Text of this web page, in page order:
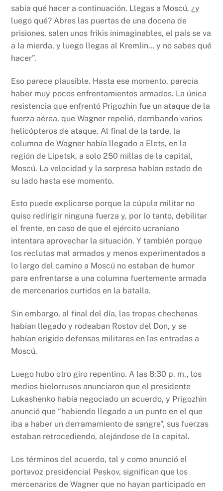
sabía qué hacer a continuación. Llegas a Moscú, ¿y
luego qué? Abres las puertas de una docena de
prisiones, salen unos frikis inimaginables, el país se va
a la mierda, y luego llegas al Kremlin… y no sabes qué
hacer”.
Eso parece plausible. Hasta ese momento, parecía
haber muy pocos enfrentamientos armados. La única
resistencia que enfrentó Prigozhin fue un ataque de la
fuerza aérea, que Wagner repelió, derribando varios
helicópteros de ataque. Al final de la tarde, la
columna de Wagner había llegado a Elets, en la
región de Lipetsk, a solo 250 millas de la capital,
Moscú. La velocidad y la sorpresa habían estado de
su lado hasta ese momento.
Esto puede explicarse porque la cúpula militar no
quiso redirigir ninguna fuerza y, por lo tanto, debilitar
el frente, en caso de que el ejército ucraniano
intentara aprovechar la situación. Y también porque
los reclutas mal armados y menos experimentados a
lo largo del camino a Moscú no estaban de humor
para enfrentarse a una columna fuertemente armada
de mercenarios curtidos en la batalla.
Sin embargo, al final del día, las tropas chechenas
habían llegado y rodeaban Rostov del Don, y se
habían erigido defensas militares en las entradas a
Moscú.
Luego hubo otro giro repentino. A las 8:30 p. m., los
medios bielorrusos anunciaron que el presidente
Lukashenko había negociado un acuerdo, y Prigozhin
anunció que “habiendo llegado a un punto en el que
iba a haber un derramamiento de sangre”, sus fuerzas
estaban retrocediendo, alejándose de la capital.
Los términos del acuerdo, tal y como anunció el
portavoz presidencial Peskov, significan que los
mercenarios de Wagner que no hayan participado en